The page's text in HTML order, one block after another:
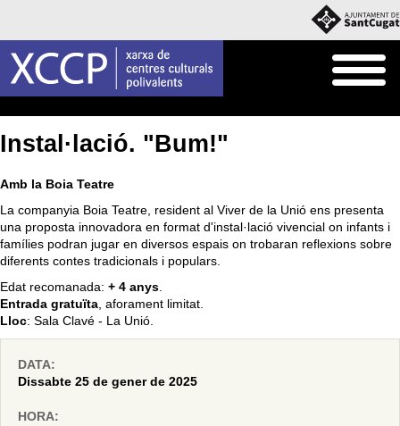
Instal·lació. "Bum!"
Amb la Boia Teatre
La companyia Boia Teatre, resident al Viver de la Unió ens presenta
una proposta innovadora en format d'instal·lació vivencial on infants i
famílies podran jugar en diversos espais on trobaran reflexions sobre
diferents contes tradicionals i populars.
Edat recomanada: + 4 anys.
Entrada gratuïta, aforament limitat.
Lloc: Sala Clavé - La Unió.
DATA:
Dissabte 25 de gener de 2025
HORA: